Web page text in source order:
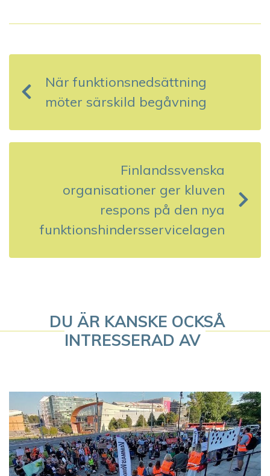
n
g
i
n
g
När funktionsnedsättning
möter särskild begåvning
Finlandssvenska
organisationer ger kluven
respons på den nya
funktionshindersservicelagen
DU ÄR KANSKE OCKSÅ
INTRESSERAD AV